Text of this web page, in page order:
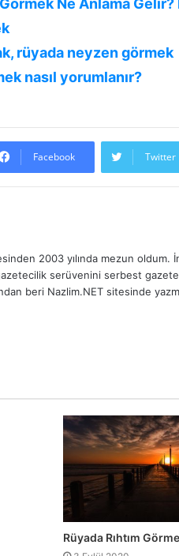
Ne Anlama Gelir?
rüyada neyzen görmek
nasıl yorumlanır?
Facebook Twitter
2003 yılında mezun
gazetecilik serüvenini serbest
beri Nazlim.NET sitesinde
Rüyada Rıhtım